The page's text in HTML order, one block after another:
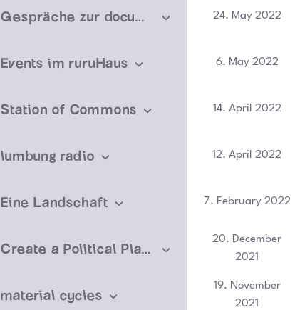
Gespräche zur documenta fifteen 24. May 2022
Events im ruruHaus 6. May 2022
Station of Commons 14. April 2022
lumbung radio 12. April 2022
Eine Landschaft 7. February 2022
Create a Political Player
20. December
2021
material cycles
19. November
2021